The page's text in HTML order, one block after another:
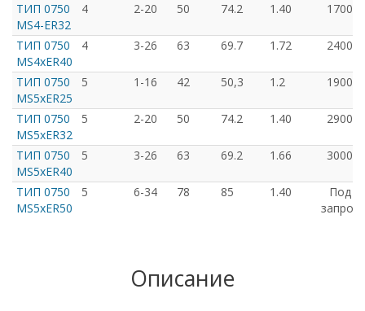
ТИП 0750
MS4-ER32
4 2-20 50 74.2 1.40 1700
ТИП 0750
MS4xER40
4 3-26 63 69.7 1.72 2400
ТИП 0750
MS5xER25
5 1-16 42 50,3 1.2 1900
ТИП 0750
MS5xER32
5 2-20 50 74.2 1.40 2900
ТИП 0750
MS5xER40
5 3-26 63 69.2 1.66 3000
ТИП 0750
MS5xER50
5 6-34 78 85 1.40
Под
запрос
Описание